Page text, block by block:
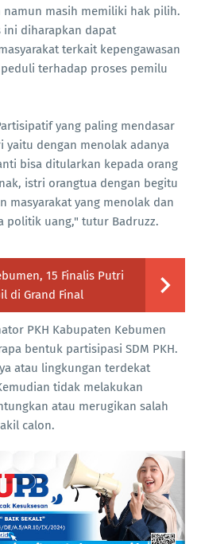
masih memiliki hak pilih.
ini diharapkan dapat
terkait kepengawasan
terhadap proses pemilu
yang paling mendasar
dengan menolak adanya
bisa ditularkan kepada orang
istri orangtua dengan begitu
masyarakat yang menolak dan
politik uang," tutur Badruzz.
15 Finalis Putri
di Grand Final
PKH Kabupaten Kebumen
bentuk partisipasi SDM PKH.
atau lingkungan terdekat
tidak melakukan
atau merugikan salah
calon.